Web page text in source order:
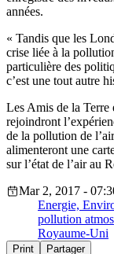
années.
« Tandis que les
crise liée à la
particulière des
c’est une tout autre
Les Amis de la Terre
rejoindront
de la pollution de
alimenteront une
sur l’état de l’air au
Mar 2, 2017 -
Energie,
pollution
Royaume-Uni
Print Partager